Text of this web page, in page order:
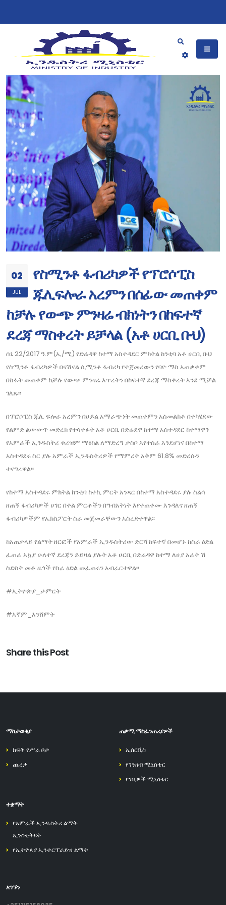
02
JUL
የስሚንቶ ፋብሪካዎች የፕሮሶፒስ
ጁሊፍሎራ አረምን በሰፊው መጠቀም
ከቻሉ የውጭ ምንዛሬ ብክነትን በከፍተኛ
ደረጃ ማስቀረት ይቻላል (አቶ ሀርቢ ቡህ)
ሰኔ 22/2017 ዓ.ም(ኢ/ሚ) የድሬዳዋ ከተማ አስተዳደር ምክትል ከንቲባ አቶ ሀርቢ ቡህ
የስሚንቶ ፋብሪካዎች በናሽናል ሲሚንቶ ፋብሪካ የተጀመረውን የባዮ ማስ አጠቃቀም
በስፋት መጠቀም ከቻሉ የውጭ ምንዛሬ እጥረትን በከፍተኛ ደረጃ ማስቀረት እንደ ሚቻል
ገለጹ፡፡
በፕሮሶፒስ ጁሊ ፍሎራ አረምን በሀይል አማራጭነት መጠቀምን አስመልክቶ በተካሄደው
የልምድ ልውውጥ መድረክ የተሳተፉት አቶ ሀርቢ በድሬደዋ ከተማ አስተዳደር ከተማዋን
የአምራች ኢንዱስትሪ ቱሪዝም ማዕከል ለማድረግ ታስቦ እየተሰራ እንደሆነና በከተማ
አስተዳደሩ ስር ያሉ አምራች ኢንዱስትሪዎች የማምረት አቅም 61.8% መድረሱን
ተናግረዋል፡፡
የከተማ አስተዳደሩ ምክትል ከንቲባ ከተኪ ምርት አንጻር በከተማ አስተዳደሩ ያሉ ስልሳ
ዘጠኝ ፋብሪካዎች ሀገር በቀል ምርቶችን በግብአትነት እየተጠቀሙ እንዳለና ዘጠኝ
ፋብሪካዎችም የኤክስፖርት ስራ መጀመራቸውን አስረድተዋል፡፡
ከአጠቃላይ የልማት ዘርፎች የአምራች ኢንዱስትሪው ድርሻ ከፍተኛ በመሆኑ ከስራ ዕድል
ፈጠራ አኳያ ሁለተኛ ደረጃን ይይዛል ያሉት አቶ ሀርቢ በድሬዳዋ ከተማ ለሀያ አራት ሽ
ስድስት መቶ ዜጎች የስራ ዕድል መፈጠሩን አብራርተዋል፡፡
#ኢትዮጵያ_ታምርት
#እኛም_እንሸምት
Share this Post
ማስታወቂያ
ክፍት የሥራ ቦታ
ጨረታ
ጠቃሚ ማስፈንጠሪያዎች
ኢሰርቪስ
የገንዘብ ሚኒስቴር
የገቢዎች ሚኒስቴር
ተቋማት
የአምራች ኢንዱስትሪ ልማት
ኢንስቲትዩት
የኢትዮጰያ ኢንተርፕራይዝ ልማት
አግኙን